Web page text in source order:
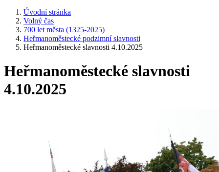
Úvodní stránka
Volný čas
700 let města (1325-2025)
Heřmanoměstecké podzimní slavnosti
Heřmanoměstecké slavnosti 4.10.2025
Heřmanoměstecké slavnosti
4.10.2025